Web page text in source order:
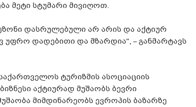
მეტი სტუმარი მივიღოთ.
დასრულებული არ არის და აქტიურ
დადებითი და მზარდია“, – განმარტავს
ტურიზმის ასოციაციის
აქტიურად მუშაობს ბევრი
მიმდინარეობს ევროპის ბაზარზე